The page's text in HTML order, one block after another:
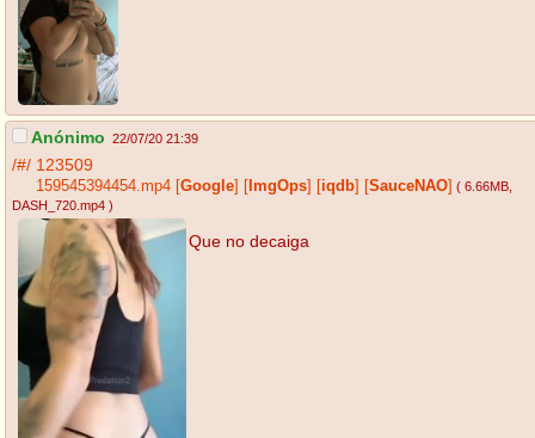
Anónimo 22/07/20 21:39
/#/ 123509
159545394454.mp4 [Google] [ ImgOps] [iqdb] [SauceNAO] ( 6.66MB
DASH_720.mp4 )
Que no decaiga